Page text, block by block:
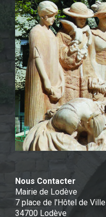
Nous Contacter
Mairie de Lodève
7 place de l'Hôtel de Ville
34700 Lodève